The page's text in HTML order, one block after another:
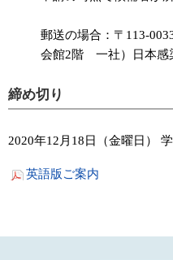
郵送の場合：〒113-
会館2階 一社）日本感
締め切り
2020年12月18日（金曜日）
英語版ご案内